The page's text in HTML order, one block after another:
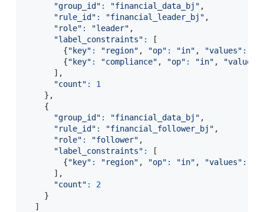
"group_id" : "financial_data_bj" ,
"rule_id" : "financial_leader_bj" ,
"role" : "leader" ,
"label_constraints" :
[
{"key" : "region" , "op" : "in" , "values" :
{"key" : "compliance" , "op" : "in" , "values"
] ,
"count" :
1
} ,
{
"group_id" : "financial_data_bj" ,
"rule_id" : "financial_follower_bj" ,
"role" : "follower" ,
"label_constraints" :
[
{"key" : "region" , "op" : "in" , "values" :
] ,
"count" :
2
}
]